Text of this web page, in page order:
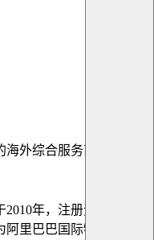
外综合服务商
年，注册资本500万
里巴巴国际物流服务